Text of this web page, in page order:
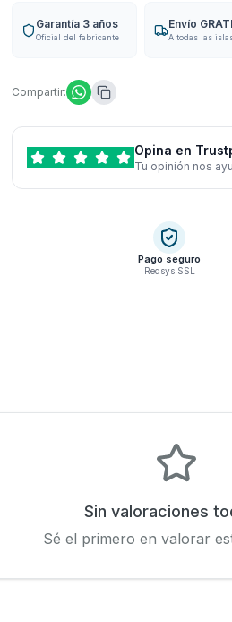
Garantía 3 años
Oficial del fabricante
Envío
A todas las
Compartir:
Opina en
Tu opinión nos
Pago seguro
Redsys SSL
Sin valoraciones
Sé el primero en valorar